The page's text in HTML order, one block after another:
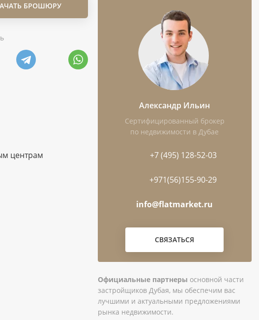
БРОШЮРУ
центрам
Александр Ильин
Сертифицированный брокер
по недвижимости в Дубае
+7 (495) 128-52-03
+971(56)155-90-29
info@flatmarket.ru
СВЯЗАТЬСЯ
Официальные партнеры основной части
застройщиков Дубая, мы обеспечим вас
лучшими и актуальными предложениями
рынка недвижимости.